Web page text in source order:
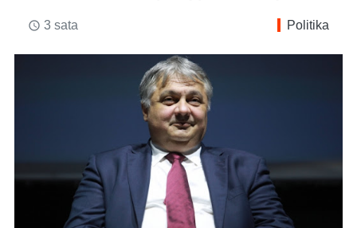
access_time 3 sata Politika